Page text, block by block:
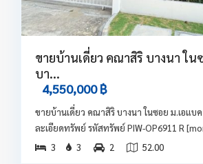
ขายบ้านเดี่ยว คณาสิริ บางนา ใน
บา...
4,550,000 ฿
ขายบ้านเดี่ยว คณาสิริ บางนา ในซอย ม.เอแบ
ละเอียดทรัพย์ รหัสทรัพย์ PIW-OP6911 R
3
3 2 52.00